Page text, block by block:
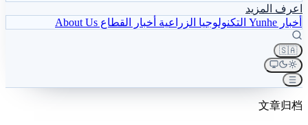
اعرف المزيد
أخبار Yunhe
التكنولوجيا الزراعية أخبار القطاع About Us
🇸🇦
文章归档